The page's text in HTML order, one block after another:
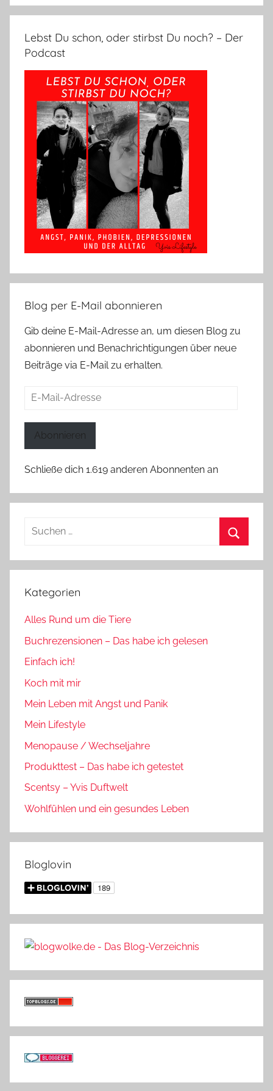
Lebst Du schon, oder stirbst Du noch? – Der
Podcast
Blog per E-Mail abonnieren
Gib deine E-Mail-Adresse an, um diesen Blog zu
abonnieren und Benachrichtigungen über neue
Beiträge via E-Mail zu erhalten.
E-
Abonnieren
Schließe dich 1.619 anderen Abonnenten an
Suchen
Kategorien
Alles Rund um die Tiere
Buchrezensionen – Das habe ich gelesen
Einfach ich!
Koch mit mir
Mein Leben mit Angst und Panik
Mein Lifestyle
Menopause / Wechseljahre
Produkttest – Das habe ich getestet
Scentsy – Yvis Duftwelt
Wohlfühlen und ein gesundes Leben
Bloglovin